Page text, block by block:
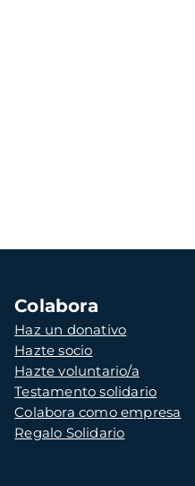
Colabora
Haz un donativo
Hazte socio
Hazte voluntario/a
Testamento solidario
Colabora como empresa
Regalo Solidario